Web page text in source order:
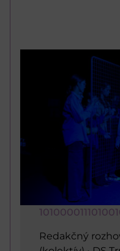
Redakčný